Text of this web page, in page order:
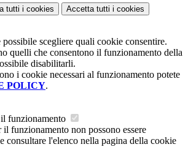
tutti i cookies Accetta tutti i cookies
possibile scegliere quali cookie consentire.
quelli che consentono il funzionamento della
disabilitarli.
i cookie necessari al funzionamento potete
POLICY.
funzionamento
il funzionamento non possono essere
consultare l'elenco nella pagina della cookie